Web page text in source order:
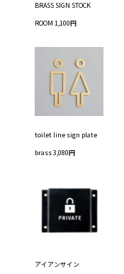
BRASS SIGN STOCK
ROOM 1,100円
toilet line sign plate
brass 3,080円
アイアンサイン